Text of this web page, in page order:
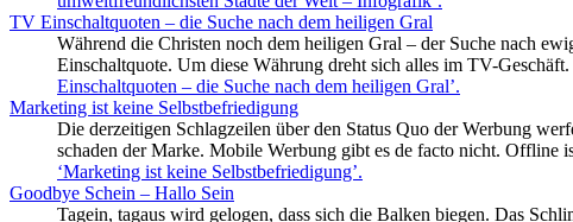
TV Einschaltquoten – die Suche nach dem heiligen Gral
Während die Christen noch dem heiligen Gral – der Suche nach
Einschaltquote. Um diese Währung dreht sich alles im TV-
Einschaltquoten – die Suche nach dem heiligen Gral’.
Marketing ist keine Selbstbefriedigung
Die derzeitigen Schlagzeilen über den Status Quo der Werbung
schaden der Marke. Mobile Werbung gibt es de facto nicht.
‘Marketing ist keine Selbstbefriedigung’.
Goodbye Schein – Hallo Sein
Tagein, tagaus wird gelogen, dass sich die Balken biegen. Das